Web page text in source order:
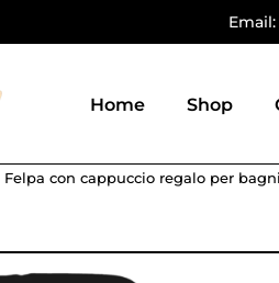
Home Shop
Felpa con cappuccio regalo per